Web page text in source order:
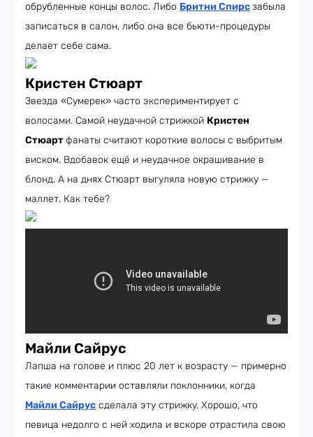
обрубленные концы волос. Либо Бритни Спирсзабыла
записаться в салон, либо она все бьюти-процедуры
делает себе сама.
Кристен Стюарт
Звезда «Сумерек» часто экспериментирует с
волосами. Самой неудачной стрижкой Кристен
Стюартфанаты считают короткие волосы с выбритым
виском. Вдобавок ещё и неудачное окрашивание в
блонд. А на днях Стюарт выгуляла новую стрижку —
маллет. Как тебе?
Майли Сайрус
Лапша на голове и плюс 20 лет к возрасту — примерно
такие комментарии оставляли поклонники, когда
Майли Сайрус сделала эту стрижку. Хорошо, что
певица недолго с ней ходила и вскоре отрастила свою